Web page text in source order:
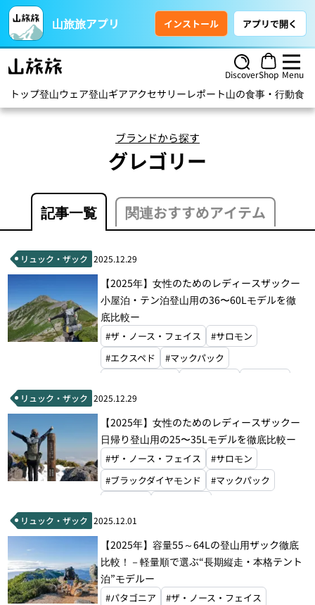
山旅旅アプリ インストール アプリで開く
DiscoverShop Menu
トップ登山ウェア登山ギアアクセサリー レポート山の食事・行動食
ブランドから探す
グレゴリー
記事一覧 関連おすすめアイテム
リュック・ザック 2025.12.29
【2025年】女性のためのレディースザックー
小屋泊・テン泊登山用の36〜60Lモデルを徹
底比較ー
#ザ・ノース・フェイス
#サロモン
#エクスペド
#マックパック
#オスプレー
#ミステリーランチ
#モンベル
リュック・ザック 2025.12.29
【2025年】女性のためのレディースザックー
日帰り登山用の25〜35Lモデルを徹底比較ー
#ザ・ノース・フェイス
#サロモン
#ブラックダイヤモンド
#マックパック
#アルティメイトディレクション
#ミステリーランチ
#モンベル
リュック・ザック 2025.12.01
【2025年】容量55～64Lの登山用ザック徹底
比較！－軽量順で選ぶ“長期縦走・本格テント
泊”モデルー
#パタゴニア
#ザ・ノース・フェイス